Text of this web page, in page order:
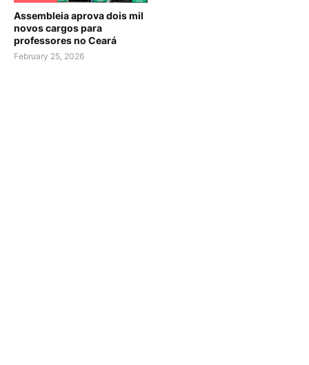
Assembleia aprova dois mil
novos cargos para
professores no Ceará
February 25, 2026